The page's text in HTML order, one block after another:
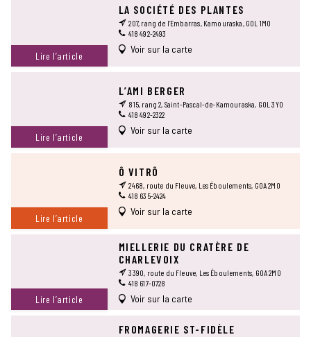
Lire l’article
LA SOCIÉTÉ DES PLANTES
207, rang de l’Embarras, Kamouraska, G0L 1M0
418 492-2493
Voir sur la carte
Lire l’article
L’AMI BERGER
815, rang 2, Saint-Pascal-de-Kamouraska, G0L 3Y0
418 492-2322
Voir sur la carte
Lire l’article
Ô VITRÔ
2468, route du Fleuve, Les Éboulements, G0A 2M0
418 635-2424
Voir sur la carte
Lire l’article
MIELLERIE DU CRATÈRE DE
CHARLEVOIX
3390, route du Fleuve, Les Éboulements, G0A 2M0
418 617-0728
Voir sur la carte
FROMAGERIE ST-FIDÈLE